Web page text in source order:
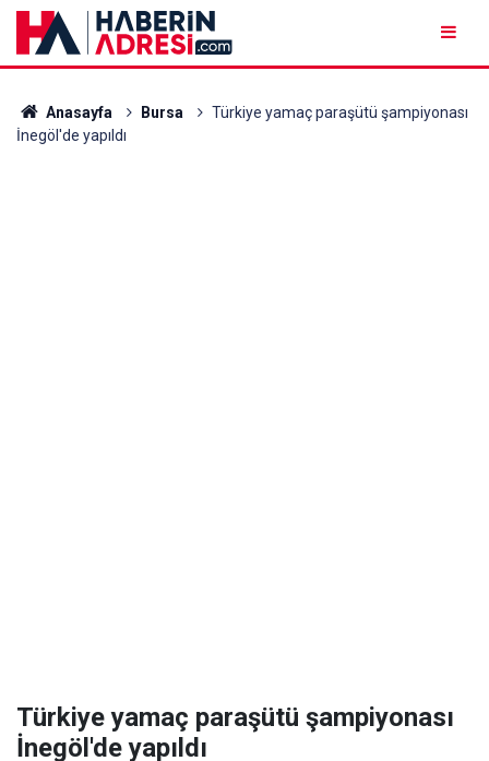
Anasayfa Bursa
Türkiye yamaç paraşütü şampiyonası
İnegöl'de yapıldı
Türkiye yamaç paraşütü şampiyonası
İnegöl'de yapıldı